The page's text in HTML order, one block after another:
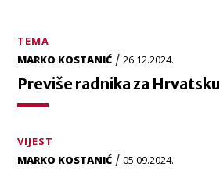
TEMA
MARKO KOSTANIĆ /26.12.2024.
Previše radnika za Hrvatsku
VIJEST
MARKO KOSTANIĆ /05.09.2024.